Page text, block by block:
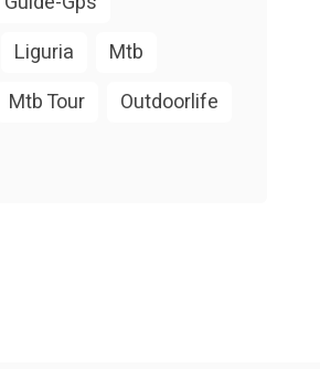
Liguria
Mtb
Mtb Tour
Outdoorlife